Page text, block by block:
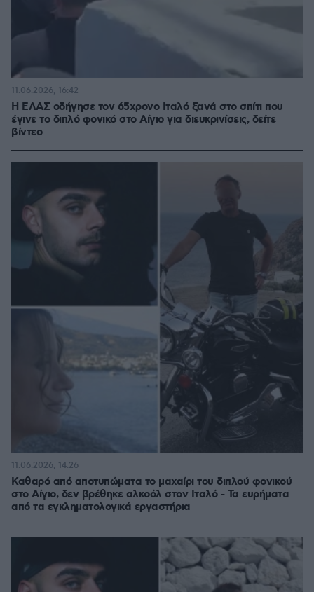
Η ΕΛΑΣ οδήγησε τον 65χρονο Ιταλό ξανά στο σπίτι που
έγινε το διπλό φονικό στο Αίγιο για διευκρινίσεις, δείτε
βίντεο
11.06.2026, 16:42
Καθαρό από αποτυπώματα το μαχαίρι του διπλού φονικού
στο Αίγιο, δεν βρέθηκε αλκοόλ στον Ιταλό - Τα ευρήματα
από τα εγκληματολογικά εργαστήρια
11.06.2026, 14:26